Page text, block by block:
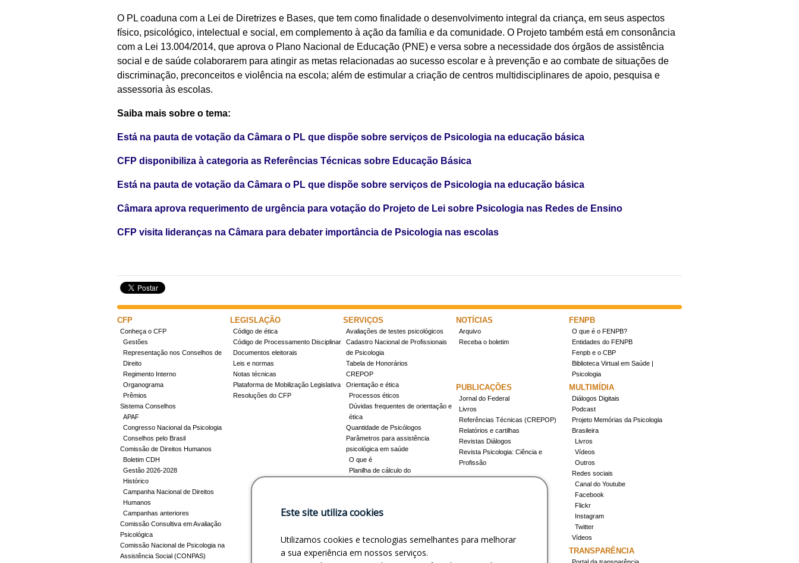
O PL coaduna com a Lei de Diretrizes e Bases, que tem como finalidade o desenvolvimento integral da criança, em seus aspectos
físico, psicológico, intelectual e social, em complemento à ação da família e da comunidade. O Projeto também está em consonância
com a Lei 13.004/2014, que aprova o Plano Nacional de Educação (PNE) e versa sobre a necessidade dos órgãos de assistência
social e de saúde colaborarem para atingir as metas relacionadas ao sucesso escolar e à prevenção e ao combate de situações de
discriminação, preconceitos e violência na escola; além de estimular a criação de centros multidisciplinares de apoio, pesquisa e
assessoria às escolas.
Saiba mais sobre o tema:
Está na pauta de votação da Câmara o PL que dispõe sobre serviços de Psicologia na educação básica
CFP disponibiliza à categoria as Referências Técnicas sobre Educação Básica
Está na pauta de votação da Câmara o PL que dispõe sobre serviços de Psicologia na educação básica
Câmara aprova requerimento de urgência para votação do Projeto de Lei sobre Psicologia nas Redes de Ensino
CFP visita lideranças na Câmara para debater importância de Psicologia nas escolas
CFP
Conheça o CFP
Gestões
Representação nos Conselhos de
Direito
Regimento Interno
Organograma
Prêmios
Sistema Conselhos
APAF
Congresso Nacional da Psicologia
Conselhos pelo Brasil
Comissão de Direitos Humanos
Boletim CDH
Gestão 2026-2028
Histórico
Campanha Nacional de Direitos
Humanos
Campanhas anteriores
Comissão Consultiva em Avaliação
Psicológica
Comissão Nacional de Psicologia na
Assistência Social (CONPAS)
LEGISLAÇÃO
Código de ética
Código de Processamento Disciplinar
Documentos eleitorais
Leis e normas
Notas técnicas
Plataforma de Mobilização Legislativa
Resoluções do CFP
SERVIÇOS
Avaliações de testes psicológicos
Cadastro Nacional de Profissionais
de Psicologia
Tabela de Honorários
CREPOP
Orientação e ética
Processos éticos
Dúvidas frequentes de orientação e
ética
Quantidade de Psicólogos
Parâmetros para assistência
psicológica em saúde
O que é
Planilha de cálculo do
Registro de Especialista
Cursos credenciados
NOTÍCIAS
Arquivo
Receba o boletim
FENPB
O que é o FENPB?
Entidades do FENPB
Fenpb e o CBP
Biblioteca Virtual em Saúde |
Psicologia
PUBLICAÇÕES
Jornal do Federal
Livros
Referências Técnicas (CREPOP)
Relatórios e cartilhas
Revistas Diálogos
Revista Psicologia: Ciência e
Profissão
MULTIMÍDIA
Diálogos Digitais
Podcast
Projeto Memórias da Psicologia
Brasileira
Livros
Vídeos
Outros
Redes sociais
Canal do Youtube
Facebook
Flickr
Instagram
Twitter
Vídeos
TRANSPARÊNCIA
Este site utiliza cookies
Utilizamos cookies e tecnologias semelhantes para melhorar
a sua experiência em nossos serviços.